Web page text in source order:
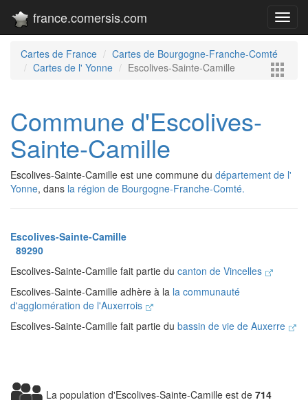
france.comersis.com
Cartes de France
Cartes de Bourgogne-Franche-Comté
Cartes de l' Yonne
Escolives-Sainte-Camille
Commune d'Escolives-
Sainte-Camille
Escolives-Sainte-Camille est une commune du département de l'
Yonne, dans la région de Bourgogne-Franche-Comté.
Escolives-Sainte-Camille
89290
Escolives-Sainte-Camille fait partie du canton de Vincelles
Escolives-Sainte-Camille adhère à la la communauté
d'agglomération de l'Auxerrois
Escolives-Sainte-Camille fait partie du bassin de vie de Auxerre
La population d'Escolives-Sainte-Camille est de 714